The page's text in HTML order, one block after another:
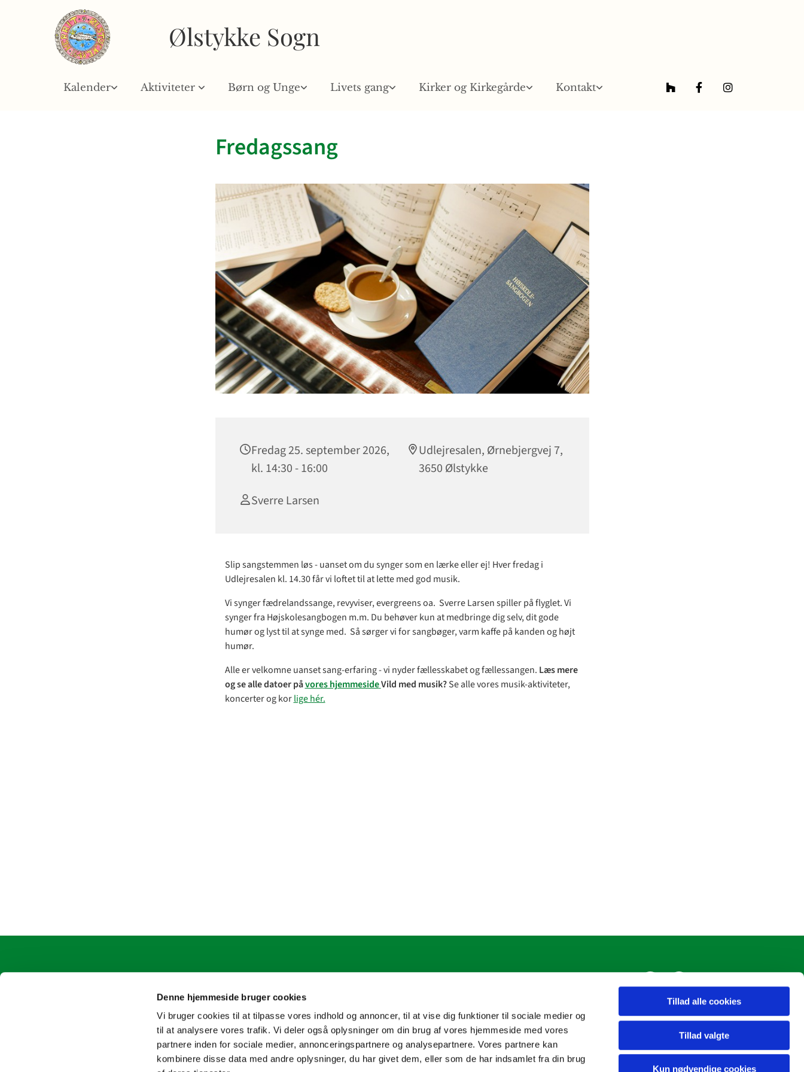
Denne hjemmeside bruger cookies
Vi bruger cookies til at tilpasse vores indhold og annoncer, til at vise dig funktioner til sociale medier og
til at analysere vores trafik. Vi deler også oplysninger om din brug af vores hjemmeside med vores
partnere inden for sociale medier, annonceringspartnere og analysepartnere. Vores partnere kan
kombinere disse data med andre oplysninger, du har givet dem, eller som de har indsamlet fra din brug
Tillad alle cookies
Tillad valgte
Kun nødvendige cookies
Ølstykke Sogn
Kalender Aktiviteter Børn og Unge Livets gang Kirker og Kirkegårde Kontakt
Fredagssang
Fredag 25. september 2026,
kl. 14:30 - 16:00
Udlejresalen, Ørnebjergvej 7,
3650 Ølstykke
Sverre Larsen
Slip sangstemmen løs - uanset om du synger som en lærke eller ej! Hver fredag i
Udlejresalen kl. 14.30 får vi loftet til at lette med god musik.
Vi synger fædrelandssange, revyviser, evergreens oa. Sverre Larsen spiller på flyglet. Vi
synger fra Højskolesangbogen m.m. Du behøver kun at medbringe dig selv, dit gode
humør og lyst til at synge med. Så sørger vi for sangbøger, varm kaffe på kanden og højt
humør.
Alle er velkomne uanset sang-erfaring - vi nyder fællesskabet og fællessangen. Læs mere
og se alle datoer påvores hjemmesideVild med musik?Se alle vores musik-aktiviteter,
koncerter og korlige hér.
Ølstykke Sogn
oelstykke.sogn@km.dk